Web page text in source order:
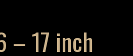
– 17 inch